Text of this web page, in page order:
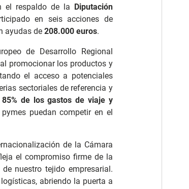
el respaldo de la Diputación
en seis acciones de
ayudas de 208.000 euros.
de Desarrollo Regional
promocionar los productos y
el acceso a potenciales
sectoriales de referencia y
85% de los gastos de viaje y
puedan competir en el
de la Cámara
el compromiso firme de la
nuestro tejido empresarial.
abriendo la puerta a